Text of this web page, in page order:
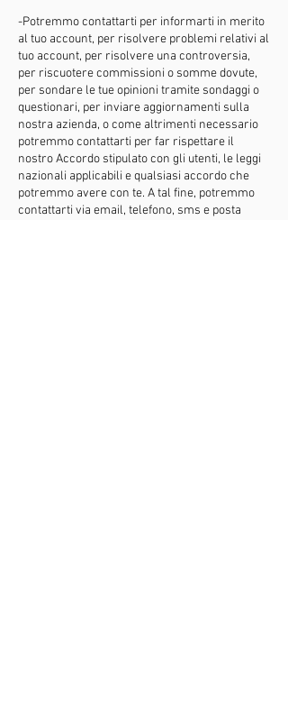
-Potremmo contattarti per informarti in merito
al tuo account, per risolvere problemi relativi al
tuo account, per risolvere una controversia,
per riscuotere commissioni o somme dovute,
per sondare le tue opinioni tramite sondaggi o
questionari, per inviare aggiornamenti sulla
nostra azienda, o come altrimenti necessario
potremmo contattarti per far rispettare il
nostro Accordo stipulato con gli utenti, le leggi
nazionali applicabili e qualsiasi accordo che
potremmo avere con te. A tal fine, potremmo
contattarti via email, telefono, sms e posta